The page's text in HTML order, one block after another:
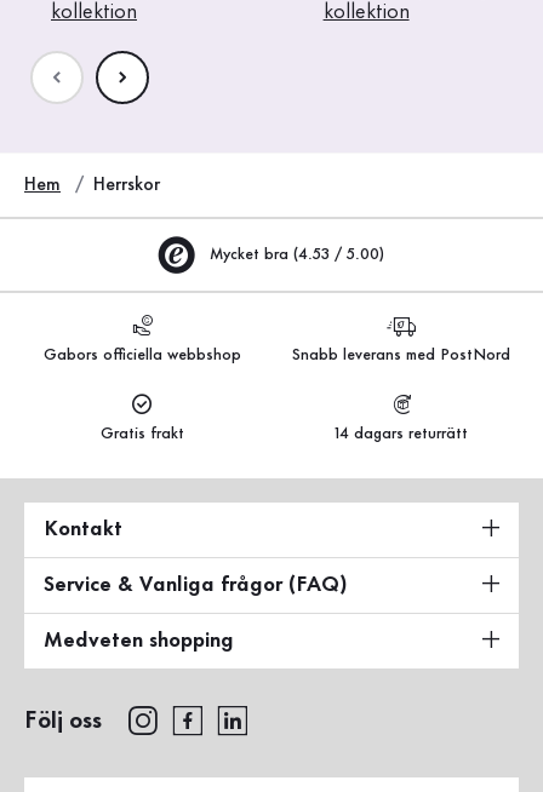
kollektion
kollektion
Hem Herrskor
Mycket bra (4.53 / 5.00)
Gabors officiella webbshop Snabb leverans med PostNord
Gratis frakt 14 dagars returrätt
Kontakt
Service & Vanliga frågor (FAQ)
Medveten shopping
Följ oss